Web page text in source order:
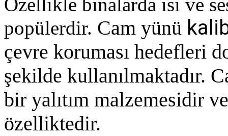
popülerdir. Cam yünü
çevre koruması hedefleri
şekilde kullanılmaktadır.
bir yalıtım malzemesidir
özelliktedir.